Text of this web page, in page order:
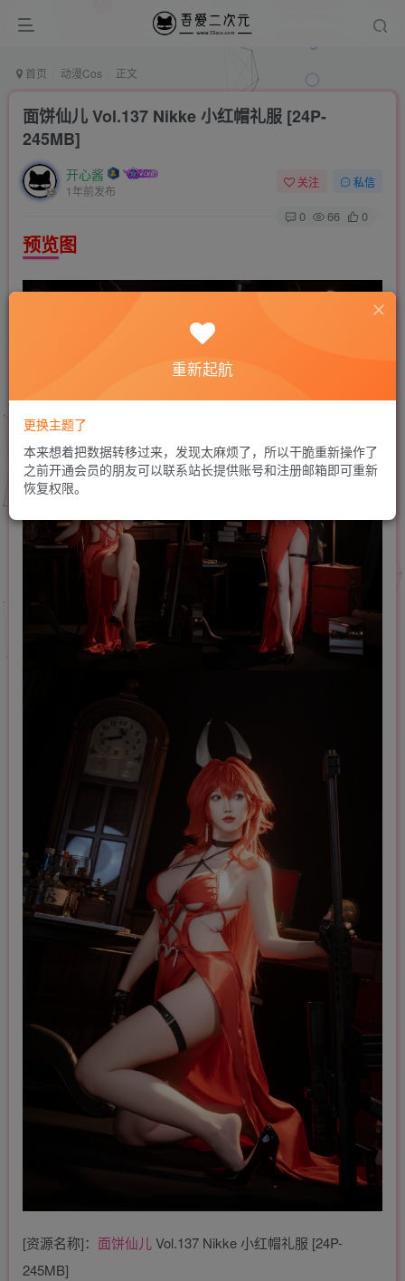
首页 动漫Cos 正文
面饼仙儿 Vol.137 Nikke 小红帽礼服 [24P-
245MB]
开心酱
1年前发布
关注 私信
0 66 0
预览图
[资源名称]： 面饼仙儿Vol.137 Nikke 小红帽礼服 [24P-
245MB]
重新起航
更换主题了
本来想着把数据转移过来，发现太麻烦了，所以干脆重新操作了
之前开通会员的朋友可以联系站长提供账号和注册邮箱即可重新
恢复权限。